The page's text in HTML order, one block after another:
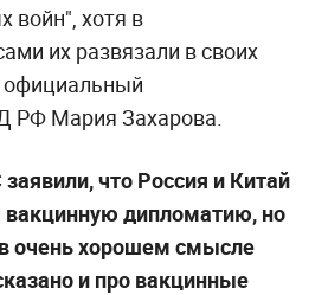
войн", хотя в
их развязали в своих
официальный
РФ Мария Захарова.
что Россия и Китай
дипломатию, но
очень хорошем смысле
и про вакцинные